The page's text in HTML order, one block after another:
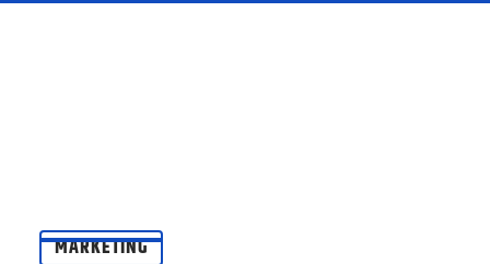
MARKETING